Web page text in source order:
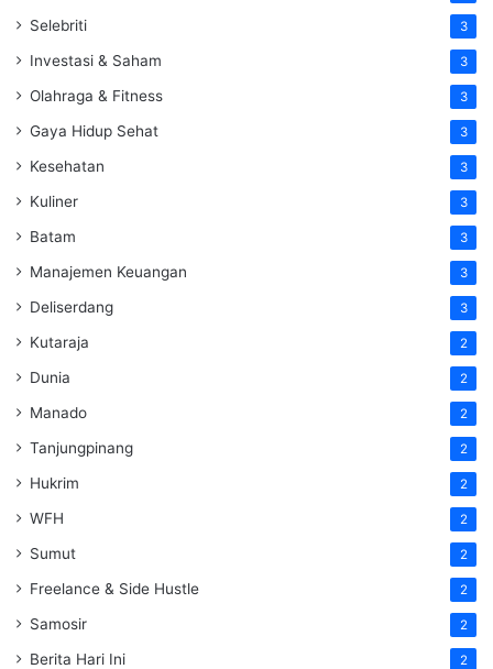
Selebriti 3
Investasi & Saham 3
Olahraga & Fitness 3
Gaya Hidup Sehat 3
Kesehatan 3
Kuliner 3
Batam 3
Manajemen Keuangan 3
Deliserdang 3
Kutaraja 2
Dunia 2
Manado 2
Tanjungpinang 2
Hukrim 2
WFH 2
Sumut 2
Freelance & Side Hustle 2
Samosir 2
Berita Hari Ini 2